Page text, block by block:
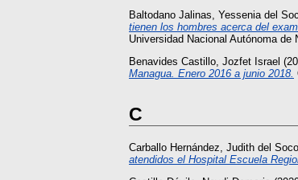
Baltodano Jalinas, Yessenia del
tienen los hombres acerca del
Universidad Nacional Autónoma de
Benavides Castillo, Jozfet Israel
Managua. Enero 2016 a junio 2018.
C
Carballo Hernández, Judith del
atendidos el Hospital Escuela